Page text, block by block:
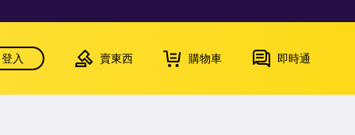
登入 賣東西 購物車 即時通